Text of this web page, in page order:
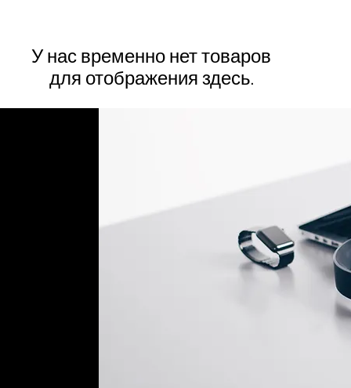
У нас временно нет товаров
для отображения здесь.